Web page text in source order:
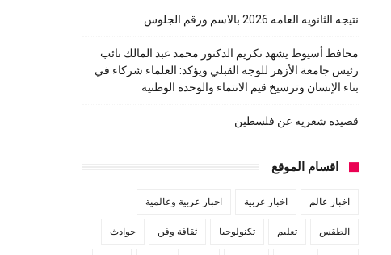
نتيجه الثانويه العامه 2026 بالاسم ورقم الجلوس
محافظ أسيوط يشهد تكريم الدكتور محمد عبد المالك نائب
رئيس جامعة الأزهر للوجه القبلي ويؤكد: العلماء شركاء في
بناء الإنسان وترسيخ قيم الانتماء والوحدة الوطنية
قصيده شعريه عن فلسطين
اقسام الموقع
اخبار عالم اخبار عربية اخبار عربية وعالمية
الطقس تعليم تكنولوجيا ثقافة وفن حوادث